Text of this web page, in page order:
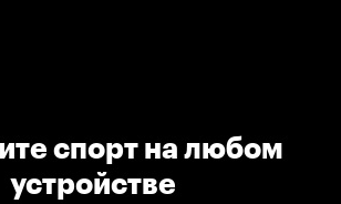
спорт на любом
устройстве